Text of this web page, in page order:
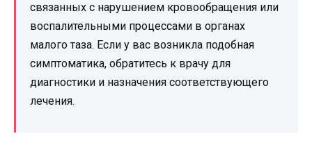
связанных с нарушением кровообращения или
воспалительными процессами в органах
малого таза. Если у вас возникла подобная
симптоматика, обратитесь к врачу для
диагностики и назначения соответствующего
лечения.